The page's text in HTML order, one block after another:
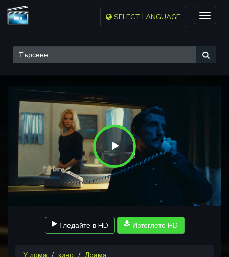
Toggle
SELECT LANGUAGE
Play
Гледайте в HD Изтеглете HD
У дома кино Драма